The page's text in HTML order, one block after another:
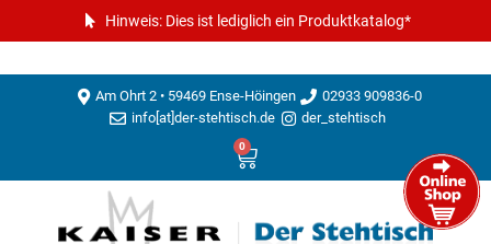
Hinweis: Dies ist lediglich ein Produktkatalog*
Am Ohrt 2 • 59469 Ense-Höingen
02933 909836-0
info[at]der-stehtisch.de
der_stehtisch
0